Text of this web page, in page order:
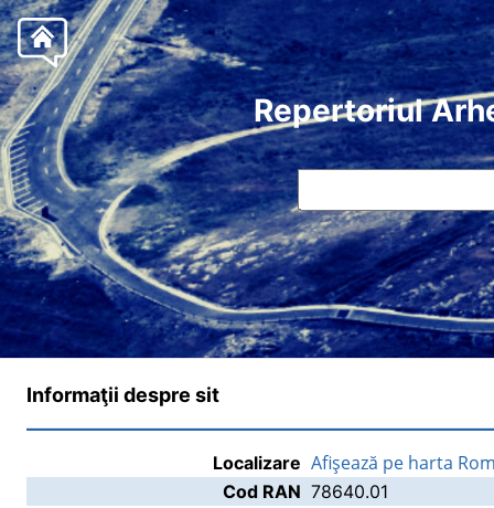
Repertoriul
Informaţii despre sit
Localizare Afişează pe harta
Cod RAN 78640.01